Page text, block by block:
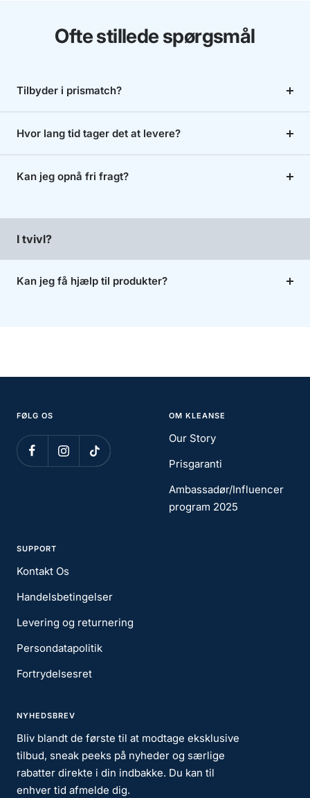
Ofte stillede spørgsmål
Tilbyder i prismatch?
Hvor lang tid tager det at levere?
Kan jeg opnå fri fragt?
I tvivl?
Kan jeg få hjælp til produkter?
FØLG OS OM KLEANSE
Our Story
Prisgaranti
Ambassadør/Influencer
program 2025
SUPPORT
Kontakt Os
Handelsbetingelser
Levering og returnering
Persondatapolitik
Fortrydelsesret
NYHEDSBREV
Bliv blandt de første til at modtage eksklusive
tilbud, sneak peeks på nyheder og særlige
rabatter direkte i din indbakke. Du kan til
enhver tid afmelde dig.